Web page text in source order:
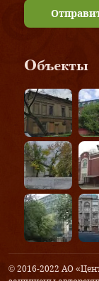
Объекты
© 2016-2022 АО